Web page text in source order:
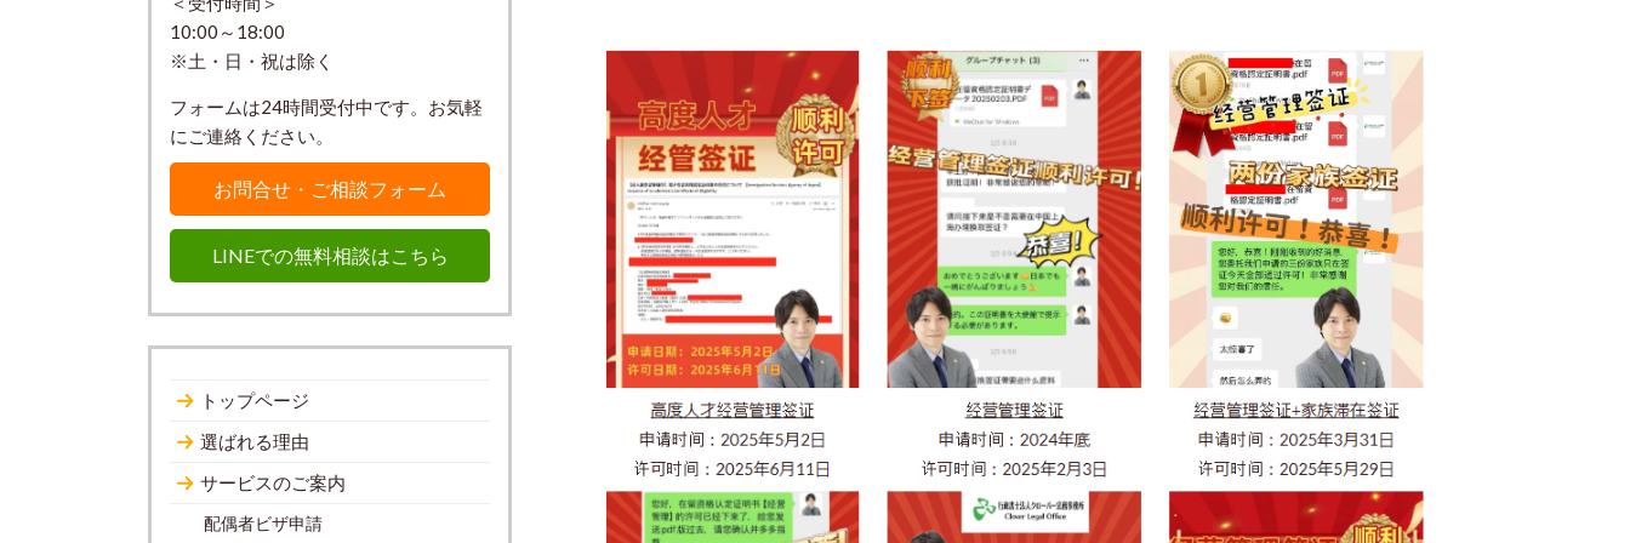
10:00～18:00
※土・日・祝は除く
フォームは24時間受付中です。お気軽
にご連絡ください。
お問合せ・ご相談フォーム
LINEでの無料相談はこちら
トップページ
選ばれる理由
サービスのご案内
配偶者ビザ申請